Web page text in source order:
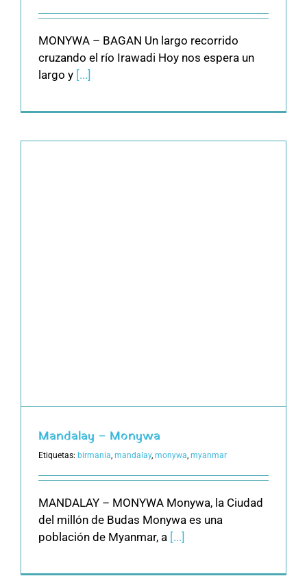
MONYWA – BAGAN Un largo recorrido
cruzando el río Irawadi Hoy nos espera un
largo y [...]
Mandalay – Monywa
Etiquetas: birmania, mandalay, monywa, myanmar
MANDALAY – MONYWA Monywa, la Ciudad
del millón de Budas Monywa es una
población de Myanmar, a [...]